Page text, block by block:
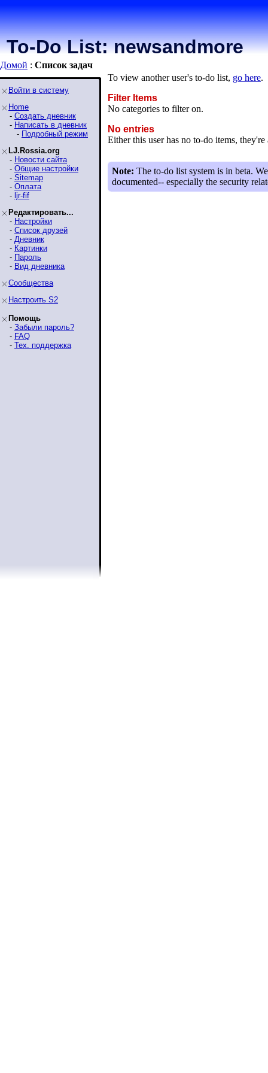
To-Do List: newsandmore
Домой : Список задaч
Войти в систему
Home
- Создать дневник
- Написать в дневник
- Подробный режим
LJ.Rossia.org
- Новости сайта
- Общие настройки
- Sitemap
- Оплата
- ljr-fif
Редактировать...
- Настройки
- Список друзей
- Дневник
- Картинки
- Пароль
- Вид дневника
Сообщества
Настроить S2
Помощь
- Забыли пароль?
- FAQ
- Тех. поддержка
To view another user's to-do list, go here.
Filter Items
No categories to filter on.
No entries
Either this user has no to-do items,
Note: The to-do list system is in beta.
documented-- especially the security